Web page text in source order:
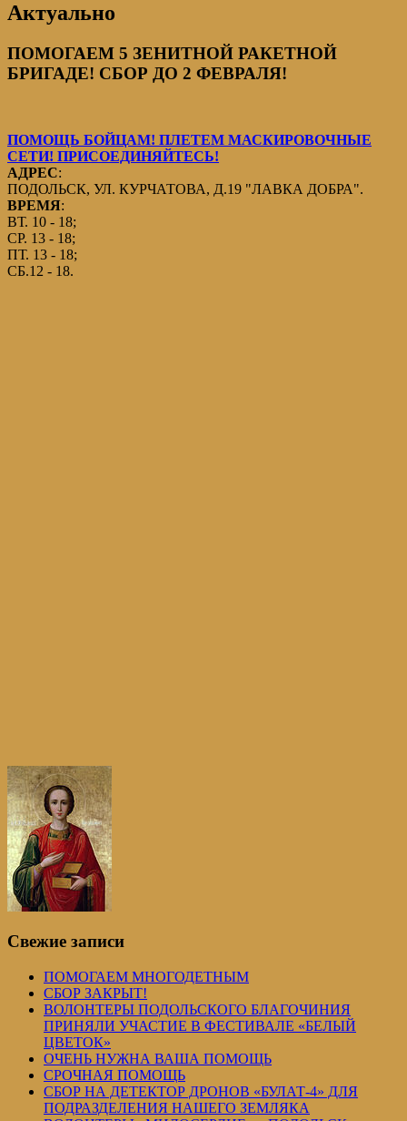
Актуально
ПОМОГАЕМ 5 ЗЕНИТНОЙ РАКЕТНОЙ
БРИГАДЕ! СБОР ДО 2 ФЕВРАЛЯ!
ПОМОЩЬ БОЙЦАМ! ПЛЕТЕМ МАСКИРОВОЧНЫЕ
СЕТИ! ПРИСОЕДИНЯЙТЕСЬ!
АДРЕС:
ПОДОЛЬСК, УЛ. КУРЧАТОВА, Д.19 "ЛАВКА ДОБРА".
ВРЕМЯ:
ВТ. 10 - 18;
СР. 13 - 18;
ПТ. 13 - 18;
СБ.12 - 18.
Свежие записи
ПОМОГАЕМ МНОГОДЕТНЫМ
СБОР ЗАКРЫТ!
ВОЛОНТЕРЫ ПОДОЛЬСКОГО БЛАГОЧИНИЯ
ПРИНЯЛИ УЧАСТИЕ В ФЕСТИВАЛЕ «БЕЛЫЙ
ЦВЕТОК»
ОЧЕНЬ НУЖНА ВАША ПОМОЩЬ
СРОЧНАЯ ПОМОЩЬ
СБОР НА ДЕТЕКТОР ДРОНОВ «БУЛАТ-4» ДЛЯ
ПОДРАЗДЕЛЕНИЯ НАШЕГО ЗЕМЛЯКА